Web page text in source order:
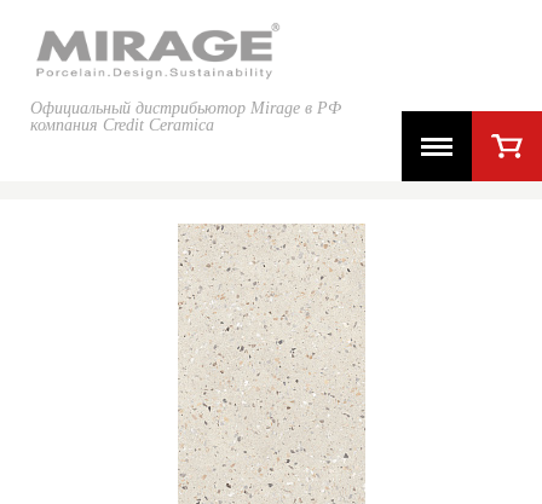
Официальный дистрибьютор Mirage в РФ
компания Credit Ceramica